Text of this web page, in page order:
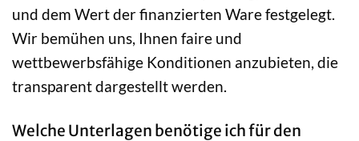
und dem Wert der finanzierten Ware festgelegt.
Wir bemühen uns, Ihnen faire und
wettbewerbsfähige Konditionen anzubieten, die
transparent dargestellt werden.
Welche Unterlagen benötige ich für den